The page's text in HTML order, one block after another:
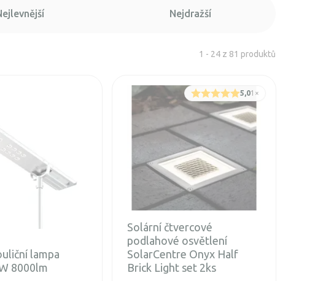
Nejdražší
1 - 24 z 81 produktů
lampa
8000lm
5,01 ×
Solární čtvercové
podlahové osvětlení
SolarCentre Onyx Half
Brick Light set 2ks